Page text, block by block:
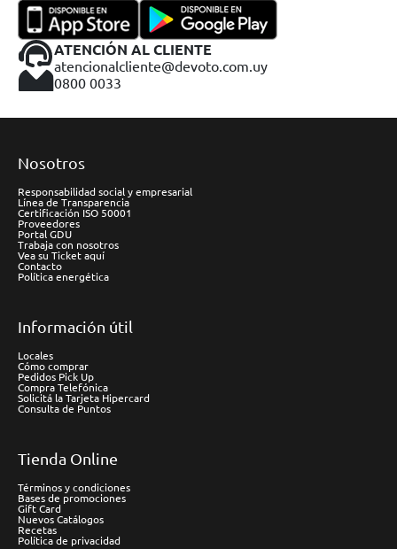
ATENCIÓN AL CLIENTE
atencionalcliente@devoto.com.uy
0800 0033
Nosotros
Responsabilidad social y empresarial
Línea de Transparencia
Certificación ISO 50001
Proveedores
Portal GDU
Trabaja con nosotros
Vea su Ticket aquí
Contacto
Política energética
Información útil
Locales
Cómo comprar
Pedidos Pick Up
Compra Telefónica
Solicitá la Tarjeta Hipercard
Consulta de Puntos
Tienda Online
Términos y condiciones
Bases de promociones
Gift Card
Nuevos Catálogos
Recetas
Política de privacidad